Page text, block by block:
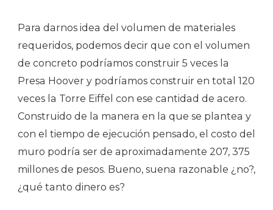
Para darnos idea del volumen de materiales
requeridos, podemos decir que con el volumen
de concreto podríamos construir 5 veces la
Presa Hoover y podríamos construir en total 120
veces la Torre Eiffel con ese cantidad de acero.
Construido de la manera en la que se plantea y
con el tiempo de ejecución pensado, el costo del
muro podría ser de aproximadamente 207, 375
millones de pesos. Bueno, suena razonable ¿no?,
¿qué tanto dinero es?